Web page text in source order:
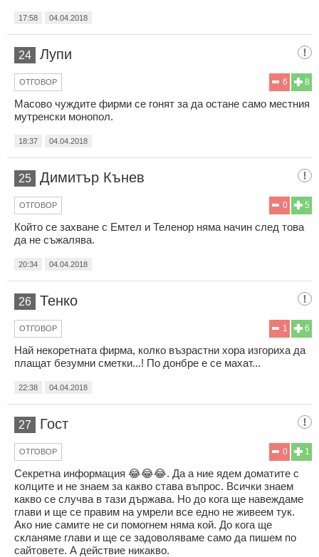
17:58 04.04.2018
24 Лупи
8
6
ОТГОВОР
Масово чуждите фирми се гонят за да остане само местния
мутренски монопол.
18:37 04.04.2018
25 Димитър Кънев
5
0
ОТГОВОР
Който се захване с Емтел и Теленор няма начин след това
да не съжалява.
20:34 04.04.2018
26 Тенко
6
1
ОТГОВОР
Най некоретната фирма, колко възрастни хора изгориха да
плащат безумни сметки...! По донбре е се махат...
22:38 04.04.2018
27 Гост
1
0
ОТГОВОР
Секретна информация 😂😂😂. Да а ние ядем доматите с
колците и не знаем за какво става въпрос. Всички знаем
какво се случва в тази държава. Но до кога ще навеждаме
глави и ще се правим на умрели все едно не живеем тук.
Ако ние самите не си помогнем няма кой. До кога ще
скланяме глави и ще се задоволяваме само да пишем по
сайтовете. А действие никакво.